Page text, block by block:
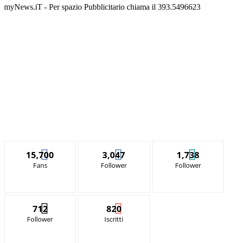
myNews.iT - Per spazio Pubblicitario chiama il 393.5496623
15,700
Fans
3,047
Follower
1,738
Follower
712
Follower
820
Iscritti